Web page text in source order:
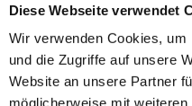
Diese Webseite verwendet
Wir verwenden Cookies,
und die Zugriffe auf unsere
Website an unsere Partner
möglicherweise mit